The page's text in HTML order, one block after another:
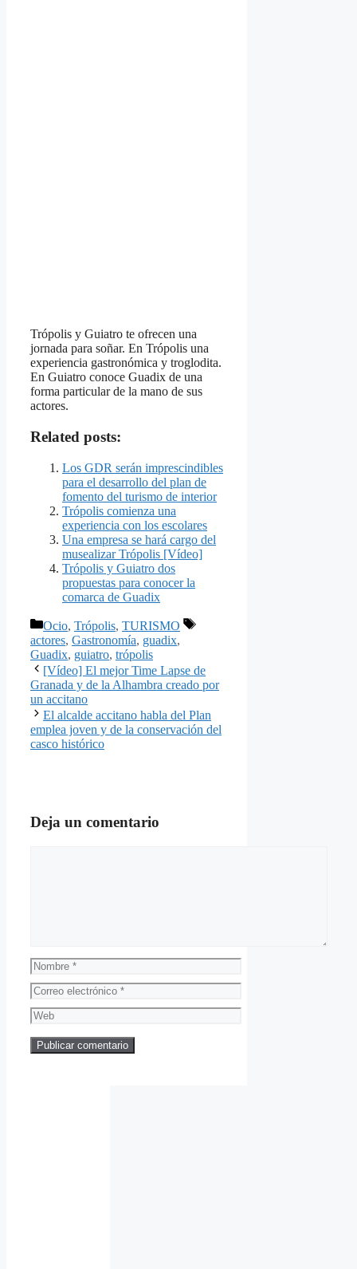
Trópolis y Guiatro te ofrecen una
jornada para soñar. En Trópolis una
experiencia gastronómica y troglodita.
En Guiatro conoce Guadix de una
forma particular de la mano de sus
actores.
Related posts:
Los GDR serán imprescindibles
para el desarrollo del plan de
fomento del turismo de interior
Trópolis comienza una
experiencia con los escolares
Una empresa se hará cargo del
musealizar Trópolis [Vídeo]
Trópolis y Guiatro dos
propuestas para conocer la
comarca de Guadix
Categorías
Ocio, Trópolis, TURISMO
Etiquetas
actores, Gastronomía, guadix,
Guadix, guiatro, trópolis
[Vídeo] El mejor Time Lapse de
Granada y de la Alhambra creado por
un accitano
El alcalde accitano habla del Plan
emplea joven y de la conservación del
casco histórico
Deja un comentario
Nombre
Correo
electrónico
Web